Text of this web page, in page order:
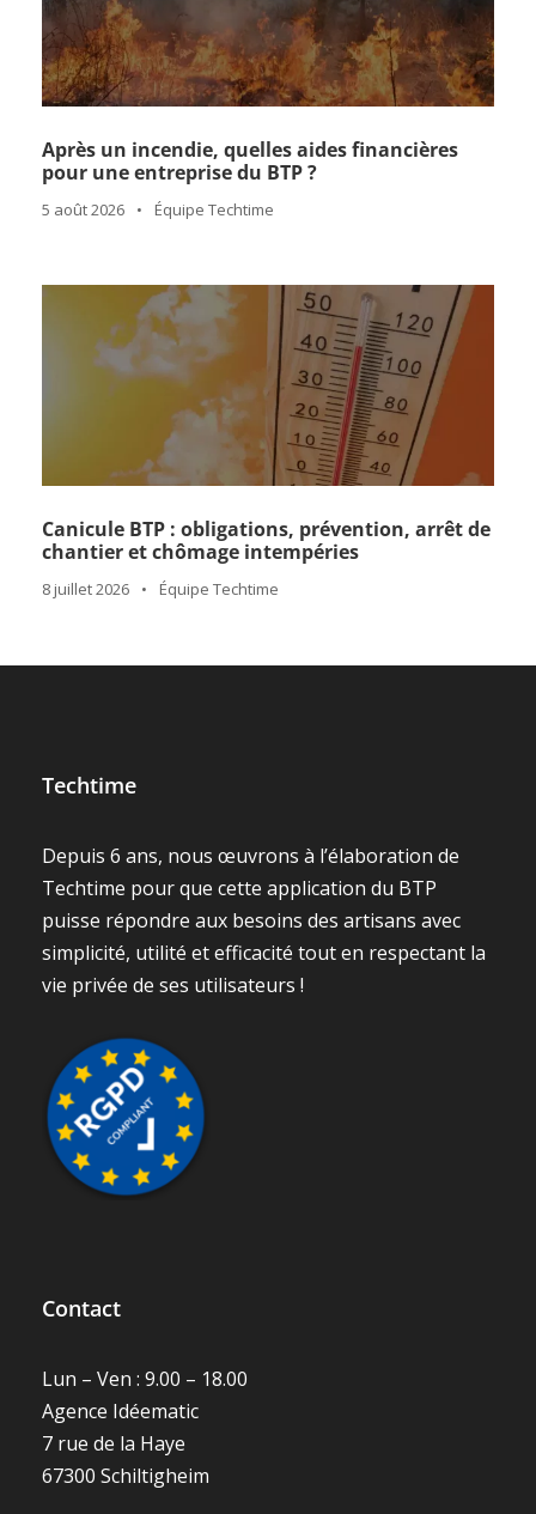
Après un incendie, quelles aides financières
pour une entreprise du BTP ?
5 août 2026 • Équipe Techtime
Canicule BTP : obligations, prévention, arrêt de
chantier et chômage intempéries
8 juillet 2026 • Équipe Techtime
Techtime
Depuis 6 ans, nous œuvrons à l’élaboration de
Techtime pour que cette application du BTP
puisse répondre aux besoins des artisans avec
simplicité, utilité et efficacité tout en respectant la
vie privée de ses utilisateurs !
Contact
Lun – Ven : 9.00 – 18.00
Agence Idéematic
7 rue de la Haye
67300 Schiltigheim